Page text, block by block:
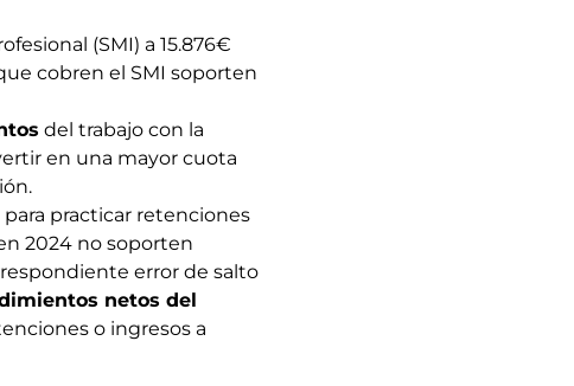
(SMI) a 15.876€
cobren el SMI soporten
del trabajo con la
en una mayor cuota
practicar retenciones
2024 no soporten
error de salto
netos del
o ingresos a